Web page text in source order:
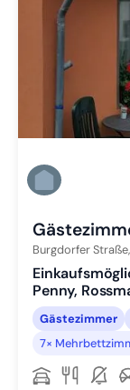
Burgdorfer Straße,
Penny,
Gästezimmer
7×